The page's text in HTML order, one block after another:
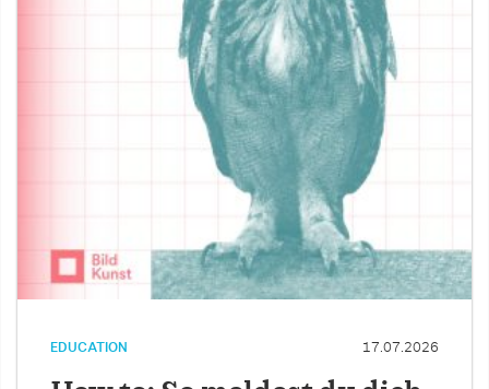
EDUCATION 17.07.2026